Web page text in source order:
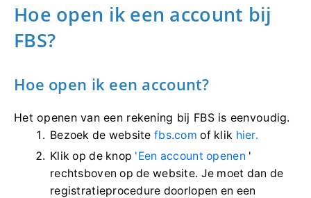
Hoe open ik een account bij
FBS?
Hoe open ik een account?
Het openen van een rekening bij FBS is eenvoudig.
Bezoek de websitefbs.com of klik hier.
Klik op de knop 'Een account openen '
rechtsboven op de website. Je moet dan de
registratieprocedure doorlopen en een